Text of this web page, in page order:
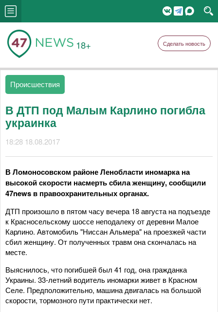
18+ Сделать новость
Происшествия
В ДТП под Малым Карлино погибла
украинка
18:28 18.08.2017
В Ломоносовском районе Ленобласти иномарка на
высокой скорости насмерть сбила женщину, сообщили
47news в правоохранительных органах.
ДТП произошло в пятом часу вечера 18 августа на подъезде
к Красносельскому шоссе неподалеку от деревни Малое
Карлино. Автомобиль "Ниссан Альмера" на проезжей части
сбил женщину. От полученных травм она скончалась на
месте.
Выяснилось, что погибшей был 41 год, она гражданка
Украины. 33-летний водитель иномарки живет в Красном
Селе. Предположительно, машина двигалась на большой
скорости, тормозного пути практически нет.